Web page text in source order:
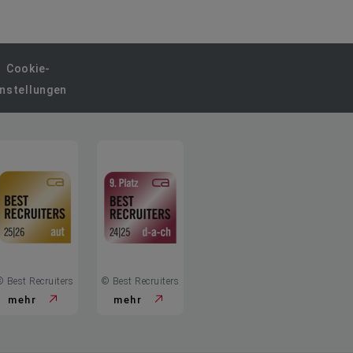
Cookie-
Best Recruiters
mehr
© Best Recruiters
mehr